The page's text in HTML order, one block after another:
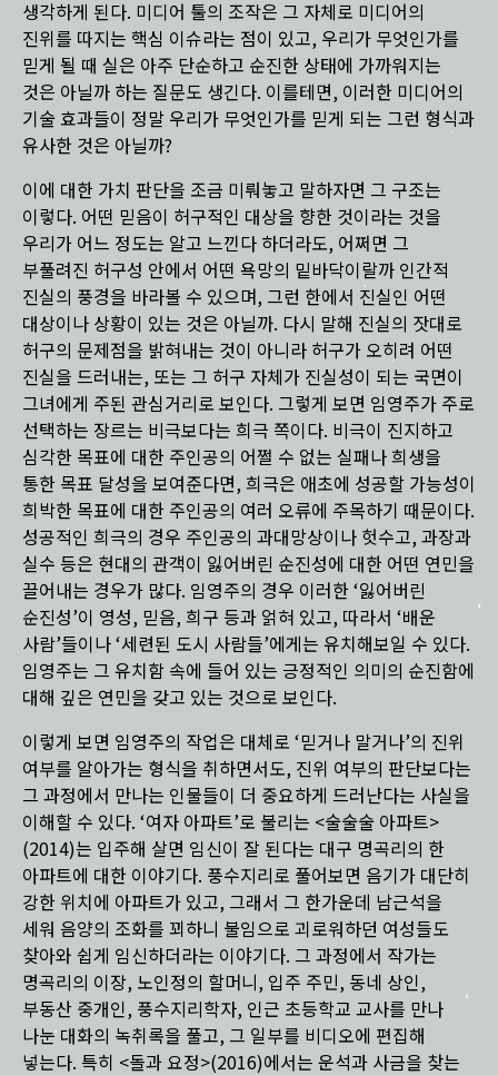
생각하게 된다. 미디어 툴의 조작은 그 자체로 미디어의
진위를 따지는 핵심 이슈라는 점이 있고, 우리가 무엇인가를
믿게 될 때 실은 아주 단순하고 순진한 상태에 가까워지는
것은 아닐까 하는 질문도 생긴다. 이를테면, 이러한 미디어의
기술 효과들이 정말 우리가 무엇인가를 믿게 되는 그런 형식과
유사한 것은 아닐까?
이에 대한 가치 판단을 조금 미뤄놓고 말하자면 그 구조는
이렇다. 어떤 믿음이 허구적인 대상을 향한 것이라는 것을
우리가 어느 정도는 알고 느낀다 하더라도, 어쩌면 그
부풀려진 허구성 안에서 어떤 욕망의 밑바닥이랄까 인간적
진실의 풍경을 바라볼 수 있으며, 그런 한에서 진실인 어떤
대상이나 상황이 있는 것은 아닐까. 다시 말해 진실의 잣대로
허구의 문제점을 밝혀내는 것이 아니라 허구가 오히려 어떤
진실을 드러내는, 또는 그 허구 자체가 진실성이 되는 국면이
그녀에게 주된 관심거리로 보인다. 그렇게 보면 임영주가 주로
선택하는 장르는 비극보다는 희극 쪽이다. 비극이 진지하고
심각한 목표에 대한 주인공의 어쩔 수 없는 실패나 희생을
통한 목표 달성을 보여준다면, 희극은 애초에 성공할 가능성이
희박한 목표에 대한 주인공의 여러 오류에 주목하기 때문이다.
성공적인 희극의 경우 주인공의 과대망상이나 헛수고, 과장과
실수 등은 현대의 관객이 잃어버린 순진성에 대한 어떤 연민을
끌어내는 경우가 많다. 임영주의 경우 이러한 ‘잃어버린
순진성’이 영성, 믿음, 희구 등과 얽혀 있고, 따라서 ‘배운
사람’들이나 ‘세련된 도시 사람들’에게는 유치해보일 수 있다.
임영주는 그 유치함 속에 들어 있는 긍정적인 의미의 순진함에
대해 깊은 연민을 갖고 있는 것으로 보인다.
이렇게 보면 임영주의 작업은 대체로 ‘믿거나 말거나’의 진위
여부를 알아가는 형식을 취하면서도, 진위 여부의 판단보다는
그 과정에서 만나는 인물들이 더 중요하게 드러난다는 사실을
이해할 수 있다. ‘여자 아파트’로 불리는 <술술술 아파트>
(2014)는 입주해 살면 임신이 잘 된다는 대구 명곡리의 한
아파트에 대한 이야기다. 풍수지리로 풀어보면 음기가 대단히
강한 위치에 아파트가 있고, 그래서 그 한가운데 남근석을
세워 음양의 조화를 꾀하니 불임으로 괴로워하던 여성들도
찾아와 쉽게 임신하더라는 이야기다. 그 과정에서 작가는
명곡리의 이장, 노인정의 할머니, 입주 주민, 동네 상인,
부동산 중개인, 풍수지리학자, 인근 초등학교 교사를 만나
나눈 대화의 녹취록을 풀고, 그 일부를 비디오에 편집해
넣는다. 특히 <돌과 요정>(2016)에서는 운석과 사금을 찾는